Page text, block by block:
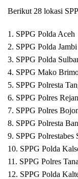
Berikut 28 lokasi
1. SPPG Polda Aceh
2. SPPG Polda Jambi
3. SPPG Polda
4. SPPG Mako
5. SPPG Polresta
6. SPPG Polres
7. SPPG Polres
8. SPPG Polresta
9. SPPG Polrestabes
10. SPPG Polda
11. SPPG Polres
12. SPPG Polda